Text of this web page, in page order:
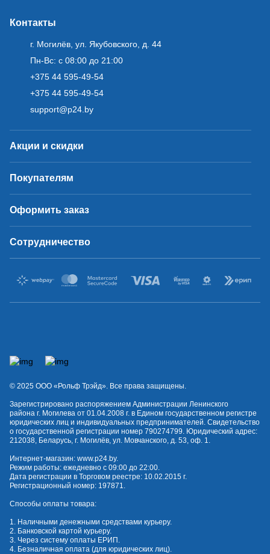
Контакты
г. Могилёв, ул. Якубовского, д. 44
Пн-Вс: с 08:00 до 21:00
+375 44 595-49-54
+375 44 595-49-54
support@p24.by
Акции и скидки
Покупателям
Оформить заказ
Сотрудничество
© 2025 OOO «Рольф Трэйд». Все права защищены.
Зарегистрировано распоряжением Администрации Ленинского
района г. Могилева от 01.04.2008 г. в Едином государственном регистре
юридических лиц и индивидуальных предпринимателей. Свидетельство
о государственной регистрации номер 790274799. Юридический адрес:
212038, Беларусь, г. Могилёв, ул. Мовчанского, д. 53, оф. 1.
Интернет-магазин: www.p24.by.
Режим работы: ежедневно с 09:00 до 22:00.
Дата регистрации в Торговом реестре: 10.02.2015 г.
Регистрационный номер: 197871.
Способы оплаты товара:
1. Наличными денежными средствами курьеру.
2. Банковской картой курьеру.
3. Через систему оплаты ЕРИП.
4. Безналичная оплата (для юридических лиц).